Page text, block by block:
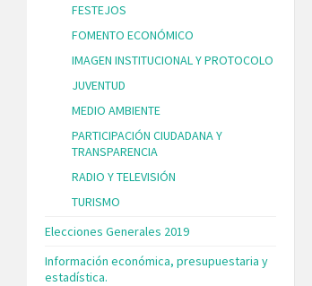
FESTEJOS
FOMENTO ECONÓMICO
IMAGEN INSTITUCIONAL Y PROTOCOLO
JUVENTUD
MEDIO AMBIENTE
PARTICIPACIÓN CIUDADANA Y
TRANSPARENCIA
RADIO Y TELEVISIÓN
TURISMO
Elecciones Generales 2019
Información económica, presupuestaria y
estadística.